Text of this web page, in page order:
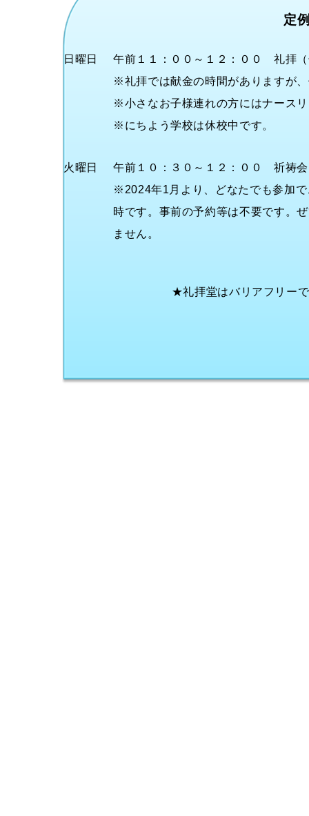
定
日曜日
午前１１：００～１２：００ 礼拝
※礼拝では献金の時間がありますが
※小さなお子様連れの方にはナース
※にちよう学校は休校中です。
火曜日
午前１０：３０～１２：００ 祈祷会
※2024年1月より、どなたでも参加
時です。事前の予約等は不要です。
ません。
★礼拝堂はバリアフリー